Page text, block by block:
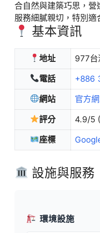
合自然與建築巧思，營
服務細膩親切，特別適
基本資訊
地址 977台
電話 +886
網站 官方
評分 4.9/5
座標
設施與服務
環境設施